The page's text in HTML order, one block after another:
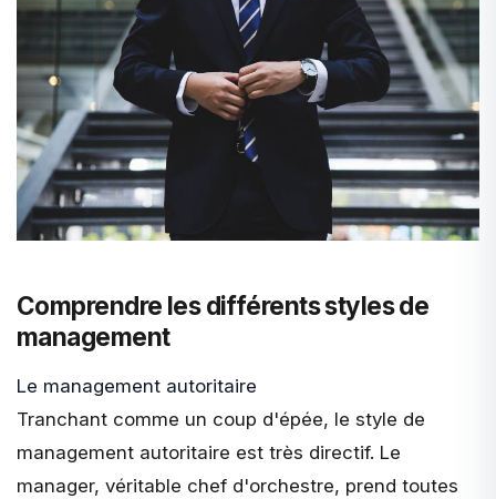
Comprendre les différents styles de
management
Le management autoritaire
Tranchant comme un coup d'épée, le style de
management autoritaire est très directif. Le
manager, véritable chef d'orchestre, prend toutes